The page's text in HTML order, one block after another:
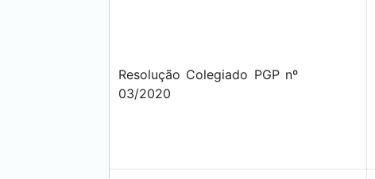
Resolução Colegiado PGP nº
03/2020